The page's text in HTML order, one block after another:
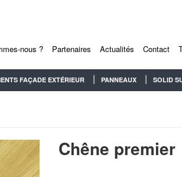
nous ? Partenaires Actualités Contact
FAÇADE EXTÉRIEUR PANNEAUX SOLID
Chêne premier